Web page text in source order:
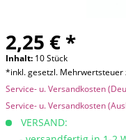
2,25 € *
Inhalt: 10 Stück
*inkl. gesetzl. Mehrwertsteuer
Service- u. Versandkosten
Service- u. Versandkosten
VERSAND: